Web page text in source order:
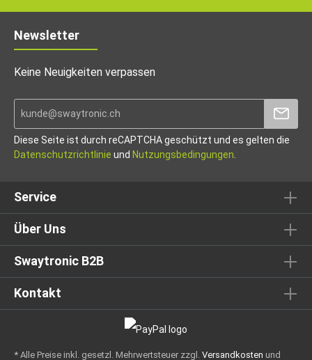
Newsletter
Keine Neuigkeiten verpassen
Diese Seite ist durch reCAPTCHA geschützt und es gelten die
Datenschutzrichtlinie und Nutzungsbedingungen
Service
Über Uns
Swaytronic B2B
Kontakt
* Alle Preise inkl. gesetzl. Mehrwertsteuer zzgl. Versandkosten und